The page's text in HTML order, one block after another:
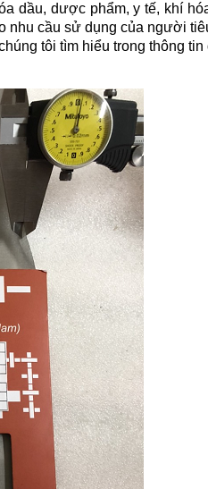
dầu, dược phẩm, y tế, khí
cầu sử dụng của người
tôi tìm hiểu trong thông